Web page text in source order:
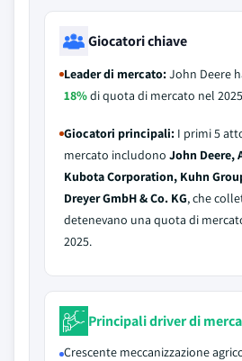
Giocatori chiave
Leader di mercato:John Deere
18%di quota di mercato nel
Giocatori principali: I primi 5
mercato includono John Deere,
Kubota Corporation, Kuhn
Dreyer GmbH & Co. KG, che
detenevano una quota di
2025.
Principali driver di
Crescente meccanizzazione